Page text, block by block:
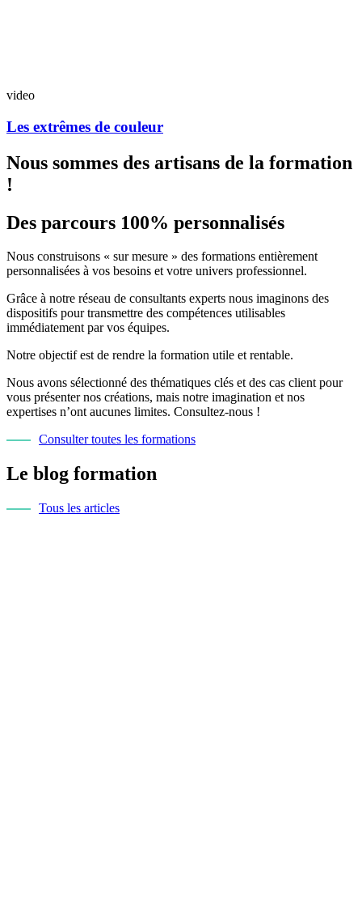
video
Les extrêmes de couleur
Nous sommes des artisans de la formation
!
Des parcours 100% personnalisés
Nous construisons « sur mesure » des formations entièrement
personnalisées à vos besoins et votre univers professionnel.
Grâce à notre réseau de consultants experts nous imaginons des
dispositifs pour transmettre des compétences utilisables
immédiatement par vos équipes.
Notre objectif est de rendre la formation utile et rentable.
Nous avons sélectionné des thématiques clés et des cas client pour
vous présenter nos créations, mais notre imagination et nos
expertises n’ont aucunes limites. Consultez-nous !
Consulter toutes les formations
Le blog formation
Tous les articles